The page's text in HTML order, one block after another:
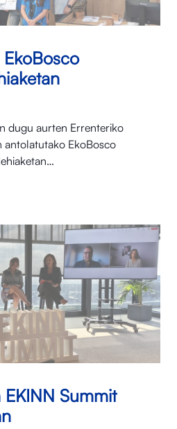
dugu aurten Errenteriko
antolatutako EkoBosco
EKINN Summit